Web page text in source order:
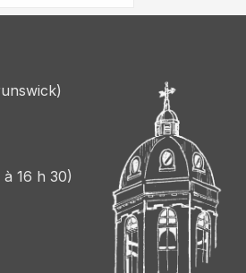
16 h 30)